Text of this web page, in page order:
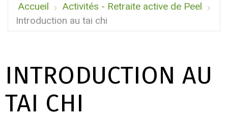
Accueil
Activités - Retraite active de Peel
Introduction au tai chi
INTRODUCTION AU
TAI CHI